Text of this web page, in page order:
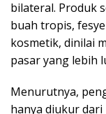
bilateral. Produk
buah tropis,
kosmetik, dinilai
pasar yang lebih
Menurutnya,
hanya diukur